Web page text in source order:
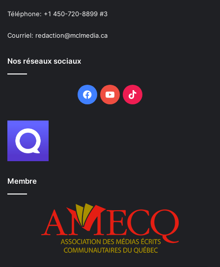
Téléphone: +1 450-720-8899 #3
Courriel: redaction@mclmedia.ca
Nos réseaux sociaux
Facebook
YouTubeTikTok
Membre